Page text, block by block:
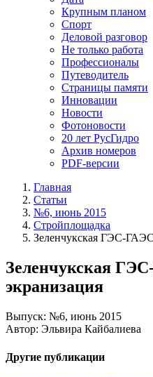
Крупным планом
Спорт
Деловой разговор
Не только работа
Профессионалы
Путеводитель
Страницы памяти
Инновации
Новости
Фотоновости
20 лет РусГидро
Архив номеров
PDF-версии
Главная
Статьи
№6, июнь 2015
Стройплощадка
Зеленчукская ГЭС-
Зеленчукская
экранизация
Выпуск: №6, июнь 2015
Автор: Эльвира Кайбалиева
Другие публикации